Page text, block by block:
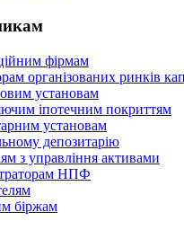
фірмам
організованих ринків
установам
іпотечним покриттям
установам
депозитарію
з управління активами
НПФ
біржам